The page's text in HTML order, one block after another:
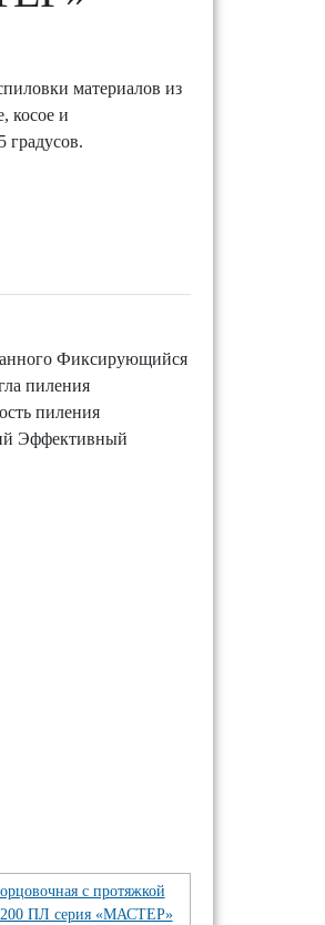
материалов из
косое и
градусов.
Фиксирующийся
пиления
пиления
Эффективный